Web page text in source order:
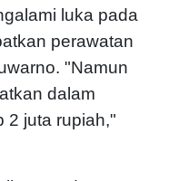
luka pada
perawatan
"Namun
dalam
2 juta rupiah,"